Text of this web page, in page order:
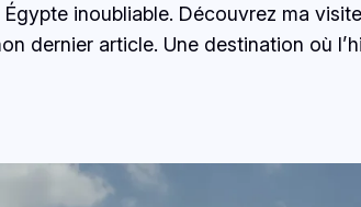
inoubliable. Découvrez ma
dernier article. Une destination où